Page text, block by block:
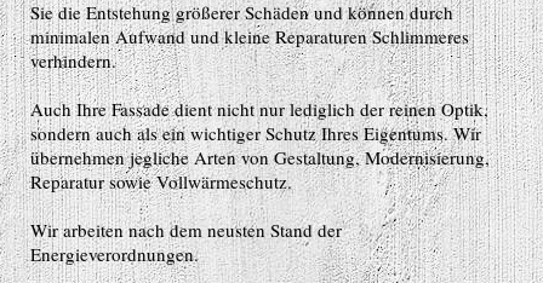
Sie die Entstehung größerer Schäden und können durch
minimalen Aufwand und kleine Reparaturen Schlimmeres
verhindern.
Auch Ihre Fassade dient nicht nur lediglich der reinen Optik,
sondern auch als ein wichtiger Schutz Ihres Eigentums. Wir
übernehmen jegliche Arten von Gestaltung, Modernisierung,
Reparatur sowie Vollwärmeschutz.
Wir arbeiten nach dem neusten Stand der
Energieverordnungen.